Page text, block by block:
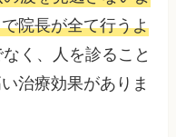
院長が全て行うよ
く、人を診ること
治療効果がありま